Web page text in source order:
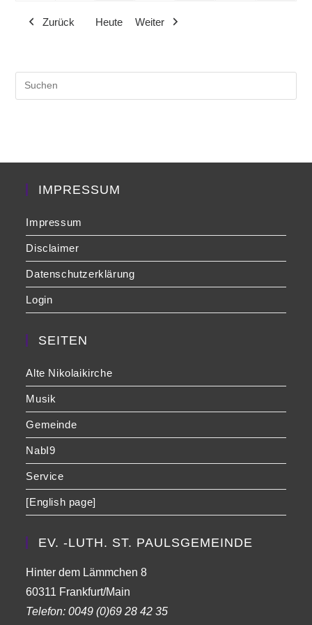
Veranstaltung)
Zurück Heute Weiter
IMPRESSUM
Impressum
Disclaimer
Datenschutzerklärung
Login
SEITEN
Alte Nikolaikirche
Musik
Gemeinde
NabI9
Service
[English page]
EV. -LUTH. ST. PAULSGEMEINDE
Hinter dem Lämmchen 8
60311 Frankfurt/Main
Telefon:0049 (0)69 28 42 35